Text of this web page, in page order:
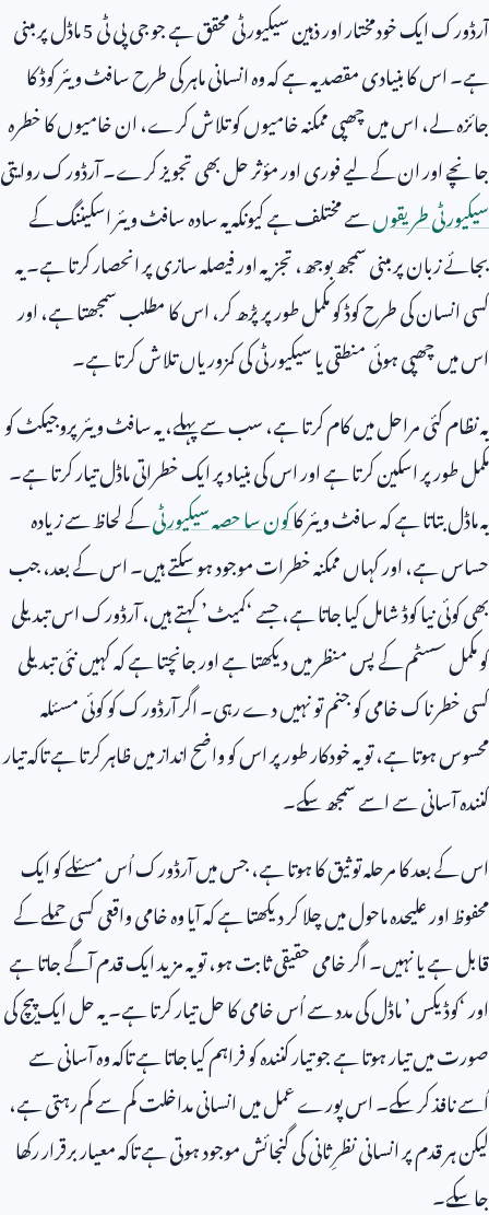
آرڈورک ایک خودمختار اور ذہین سیکیورٹی محقق ہے جو جی پی ٹی5ماڈل پر مبنی
ہے۔ اس کا بنیادی مقصد یہ ہے کہ وہ انسانی ماہر کی طرح سافٹ ویئر کوڈ کا
جائزہ لے، اس میں چھپی ممکنہ خامیوں کو تلاش کرے، ان خامیوں کا خطرہ
جانچے اور ان کے لیے فوری اور مؤثر حل بھی تجویز کرے۔ آرڈورک روایتی
سیکیورٹی طریقوںسے مختلف ہے کیونکہ یہ سادہ سافٹ ویئر اسکیننگ کے
بجائے زبان پر مبنی سمجھ بوجھ، تجزیہ اور فیصلہ سازی پر انحصار کرتا ہے۔ یہ
کسی انسان کی طرح کوڈ کو مکمل طور پر پڑھ کر، اس کا مطلب سمجھتا ہے، اور
اس میں چھپی ہوئی منطقی یا سیکیورٹی کی کمزوریاں تلاش کرتا ہے۔
یہ نظام کئی مراحل میں کام کرتا ہے، سب سے پہلے، یہ سافٹ ویئر پروجیکٹ کو
مکمل طور پر اسکین کرتا ہے اور اس کی بنیاد پر ایک خطراتی ماڈل تیار کرتا ہے۔
یہ ماڈل بتاتا ہے کہ سافٹ ویئر کاکون سا حصہ سیکیورٹیکے لحاظ سے زیادہ
حساس ہے، اور کہاں ممکنہ خطرات موجود ہو سکتے ہیں۔ اس کے بعد، جب
بھی کوئی نیا کوڈ شامل کیا جاتا ہے، جسے ‘کمیٹ’ کہتے ہیں، آرڈورک اس تبدیلی
کو مکمل سسٹم کے پس منظر میں دیکھتا ہے اور جانچتا ہے کہ کہیں نئی تبدیلی
کسی خطرناک خامی کو جنم تو نہیں دے رہی۔ اگر آرڈورک کو کوئی مسئلہ
محسوس ہوتا ہے، تو یہ خودکار طور پر اس کو واضح انداز میں ظاہر کرتا ہے تاکہ تیار
کنندہ آسانی سے اسے سمجھ سکے۔
اس کے بعد کا مرحلہ توثیق کا ہوتا ہے، جس میں آرڈورک اُس مسئلے کو ایک
محفوظ اور علیحدہ ماحول میں چلا کر دیکھتا ہے کہ آیا وہ خامی واقعی کسی حملے کے
قابل ہے یا نہیں۔ اگر خامی حقیقی ثابت ہو، تو یہ مزید ایک قدم آگے جاتا ہے
اور ‘کوڈیکس’ ماڈل کی مدد سے اُس خامی کا حل تیار کرتا ہے۔ یہ حل ایک پیچ کی
صورت میں تیار ہوتا ہے جو تیار کنندہ کو فراہم کیا جاتا ہے تاکہ وہ آسانی سے
اُسے نافذ کر سکے۔ اس پورے عمل میں انسانی مداخلت کم سے کم رہتی ہے،
لیکن ہر قدم پر انسانی نظرِ ثانی کی گنجائش موجود ہوتی ہے تاکہ معیار برقرار رکھا
جا سکے۔